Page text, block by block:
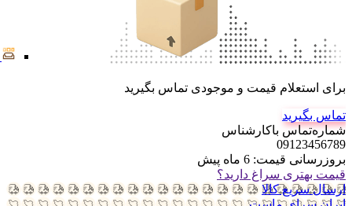
برای استعلام قیمت و موجودی تماس بگیرید
تماس بگیرید
شماره‌تماس‌ با‌کارشناس
09123456789
بروزرسانی قیمت: 6 ماه پیش
قیمت بهتری سراغ دارید؟
ارسال سریع کالا